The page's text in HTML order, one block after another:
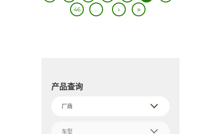
46
…
产品查询